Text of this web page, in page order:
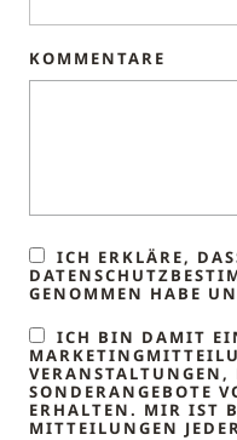
KOMMENTARE
ICH ERKLÄRE,
GENOMMEN HABE
ICH BIN DAMIT
SONDERANGEBOTE
ERHALTEN. MIR IST
MITTEILUNGEN